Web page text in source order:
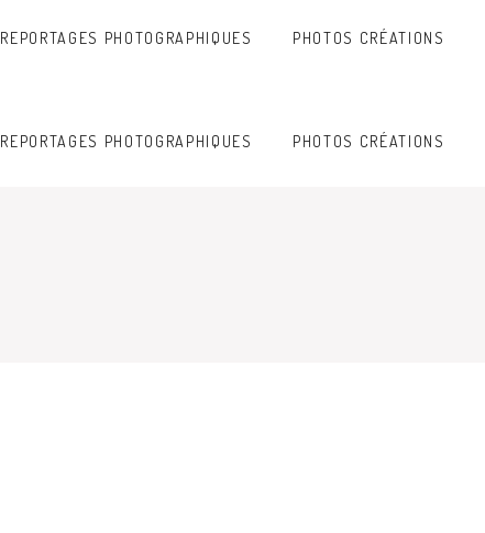
REPORTAGES PHOTOGRAPHIQUES PHOTOS CRÉATIONS
REPORTAGES PHOTOGRAPHIQUES PHOTOS CRÉATIONS